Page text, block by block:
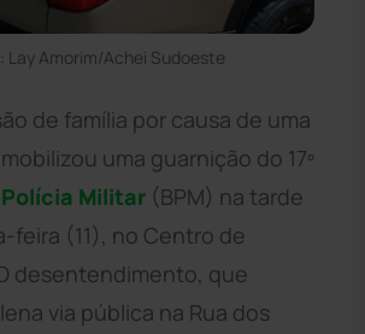
Lay Amorim/Achei Sudoeste
de família por causa de uma
uma guarnição do 17º
Polícia Militar (BPM) na tarde
feira (11), no Centro de
O desentendimento, que
via pública na Rua dos